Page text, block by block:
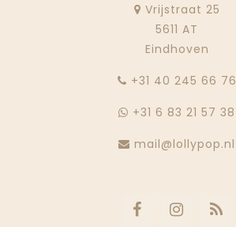
Vrijstraat 25
5611 AT
Eindhoven
‭+31 40 245 66 76
+31 6 83 21 57 38
mail@lollypop.nl